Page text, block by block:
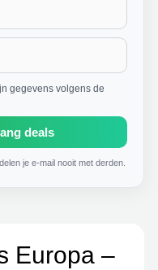
gegevens volgens de
deals
je e-mail nooit met derden.
Europa –